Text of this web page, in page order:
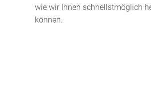
wie wir Ihnen schnellstmöglich
können.